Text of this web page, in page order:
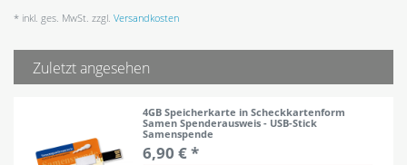
* inkl. ges. MwSt. zzgl. Versandkosten
Zuletzt angesehen
4GB Speicherkarte in Scheckkartenform
Samen Spenderausweis - USB-Stick
Samenspende
6,90 € *